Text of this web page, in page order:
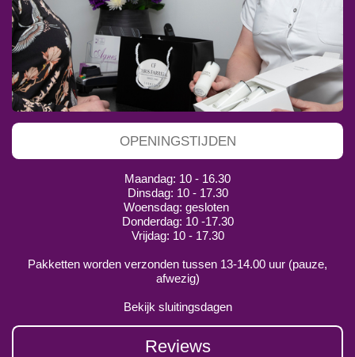
OPENINGSTIJDEN
Maandag: 10 - 16.30
Dinsdag: 10 - 17.30
Woensdag: gesloten
Donderdag: 10 -17.30
Vrijdag: 10 - 17.30
Pakketten worden verzonden tussen 13-14.00 uur (pauze,
afwezig)
Bekijk sluitingsdagen
Reviews